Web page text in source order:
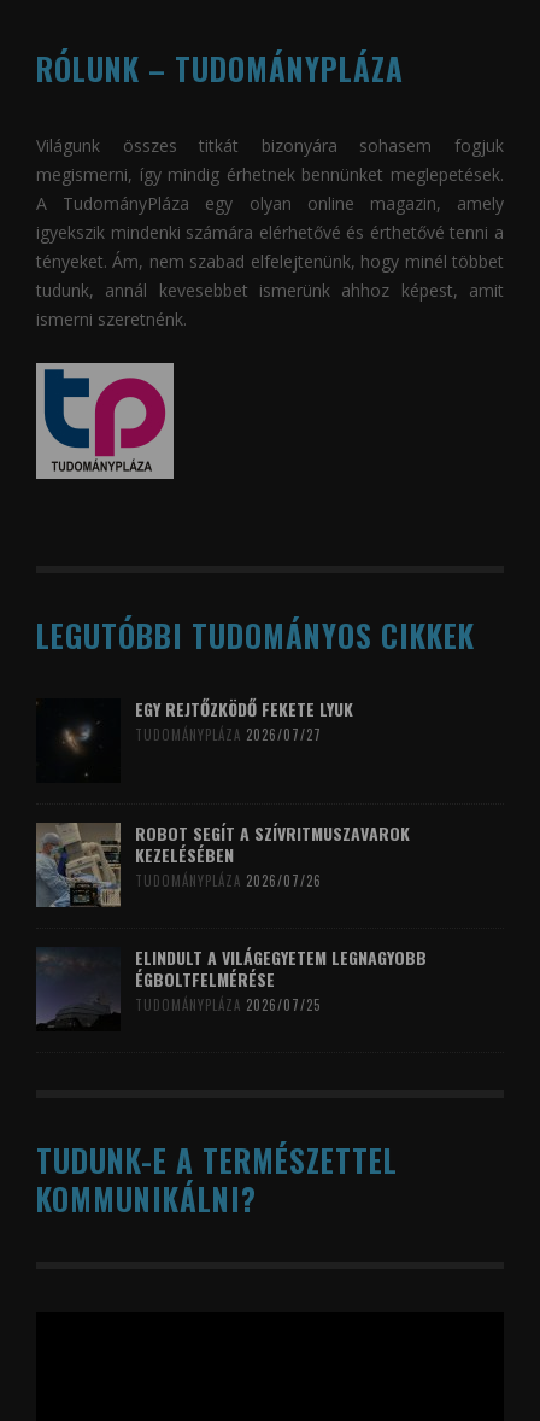
RÓLUNK – TUDOMÁNYPLÁZA
Világunk összes titkát bizonyára sohasem fogjuk
megismerni, így mindig érhetnek bennünket meglepetések.
A TudományPláza egy olyan online magazin, amely
igyekszik mindenki számára elérhetővé és érthetővé tenni a
tényeket. Ám, nem szabad elfelejtenünk, hogy minél többet
tudunk, annál kevesebbet ismerünk ahhoz képest, amit
ismerni szeretnénk.
LEGUTÓBBI TUDOMÁNYOS CIKKEK
EGY REJTŐZKÖDŐ FEKETE LYUK
TUDOMÁNYPLÁZA 2026/07/27
ROBOT SEGÍT A SZÍVRITMUSZAVAROK
KEZELÉSÉBEN
TUDOMÁNYPLÁZA 2026/07/26
ELINDULT A VILÁGEGYETEM LEGNAGYOBB
ÉGBOLTFELMÉRÉSE
TUDOMÁNYPLÁZA 2026/07/25
TUDUNK-E A TERMÉSZETTEL
KOMMUNIKÁLNI?